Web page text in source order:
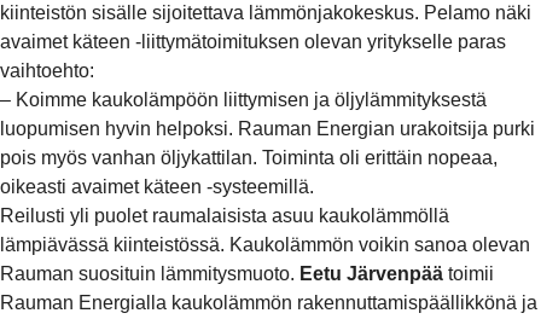
kiinteistön sisälle sijoitettava lämmönjakokeskus. Pelamo näki
avaimet käteen -liittymätoimituksen olevan yritykselle paras
vaihtoehto:
– Koimme kaukolämpöön liittymisen ja öljylämmityksestä
luopumisen hyvin helpoksi. Rauman Energian urakoitsija purki
pois myös vanhan öljykattilan. Toiminta oli erittäin nopeaa,
oikeasti avaimet käteen -systeemillä.
Reilusti yli puolet raumalaisista asuu kaukolämmöllä
lämpiävässä kiinteistössä. Kaukolämmön voikin sanoa olevan
Rauman suosituin lämmitysmuoto. Eetu Järvenpää toimii
Rauman Energialla kaukolämmön rakennuttamispäällikkönä ja